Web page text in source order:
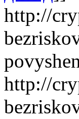
http://
http://